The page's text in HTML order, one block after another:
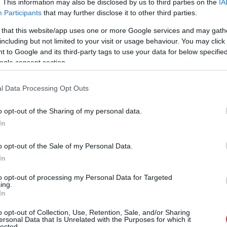
This information may also be disclosed by us to third parties on the
Participants that may further disclose it to other third parties.
that this website/app uses one or more Google services and may
but not limited to your visit or usage behaviour. You may
to Google and its third-party tags to use your data for below
consent section.
Data Processing Opt Outs
opt-out of the Sharing of my personal data.
opt-out of the Sale of my Personal Data.
opt-out of processing my Personal Data for Targeted
opt-out of Collection, Use, Retention, Sale, and/or Sharing
Data that Is Unrelated with the Purposes for which it
18 metriem sekundē, tādēļ ir ierobežota lielo
Ventspils ostas sabiedrisko attiecību
no ostas neizgāja, kā arī neienāca.